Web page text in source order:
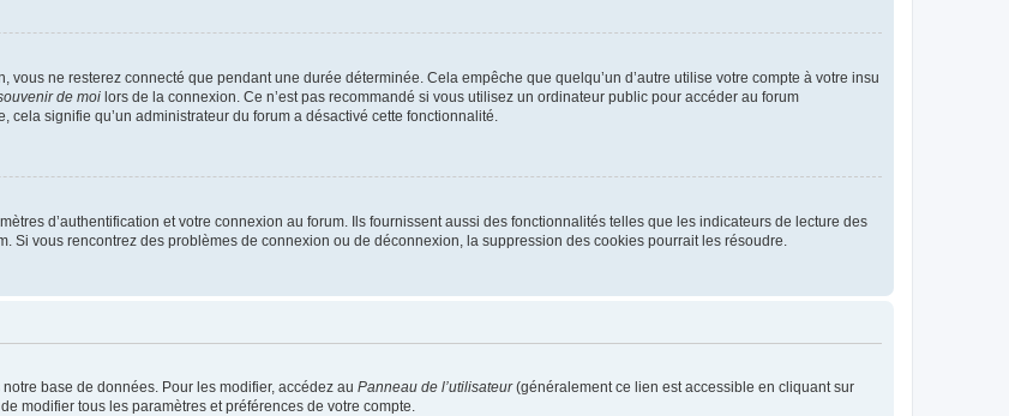
vous ne resterez connecté que pendant une durée déterminée. Cela empêche que quelqu’un d’autre utilise votre compte à votre insu
de moi lors de la connexion. Ce n’est pas recommandé si vous utilisez un ordinateur public pour accéder au forum
signifie qu’un administrateur du forum a désactivé cette fonctionnalité.
d’authentification et votre connexion au forum. Ils fournissent aussi des fonctionnalités telles que les indicateurs de lecture des
Si vous rencontrez des problèmes de connexion ou de déconnexion, la suppression des cookies pourrait les résoudre.
base de données. Pour les modifier, accédez au Panneau de l’utilisateur(généralement ce lien est accessible en cliquant sur
modifier tous les paramètres et préférences de votre compte.